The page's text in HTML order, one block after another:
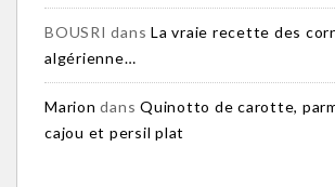
BOUSRI dans La vraie recette des
algérienne…
Marion dans Quinotto de carotte,
cajou et persil plat